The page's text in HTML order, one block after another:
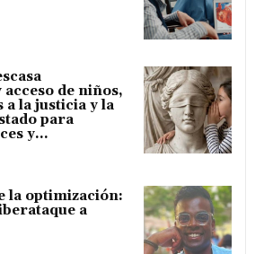
de niños,
a la justicia y la
para
y...
la optimización:
a